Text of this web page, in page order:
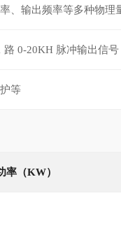
、输出频率等多种物理
路 0-20KH 脉冲输出信号
等
率（KW）